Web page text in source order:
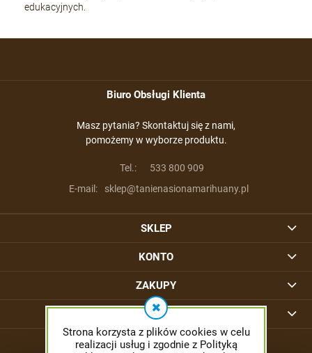
Strona korzysta z plików cookies w celu
realizacji usług i zgodnie z Polityką
edukacyjnych.
Biuro Obsługi Klienta
Masz pytania? Skontaktuj się z nami,
pomożemy w wyborze produktu.
Tel.:
533 800 909
E-mail:
sklep@tanienasionamarihuany.pl
SKLEP
KONTO
ZAKUPY
INFORMACJE